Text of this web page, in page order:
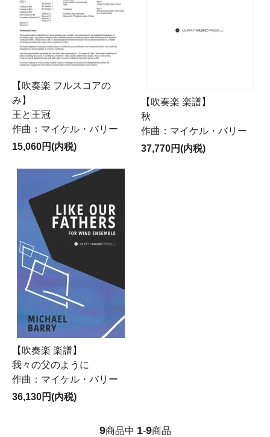
【吹奏楽 フルスコアの
み】
王と王冠
作曲：マイケル・バリー
15,060円(内税)
【吹奏楽 楽譜】
秋
作曲：マイケル・バリー
37,770円(内税)
【吹奏楽 楽譜】
我々の父のように
作曲：マイケル・バリー
36,130円(内税)
9商品中 1-9商品